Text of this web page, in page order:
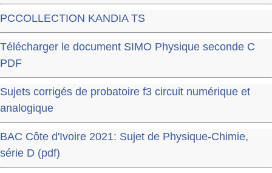
PCCOLLECTION KANDIA TS
Télécharger le document SIMO Physique seconde C
PDF
Sujets corrigés de probatoire f3 circuit numérique et
analogique
BAC Côte d'Ivoire 2021: Sujet de Physique-Chimie,
série D (pdf)